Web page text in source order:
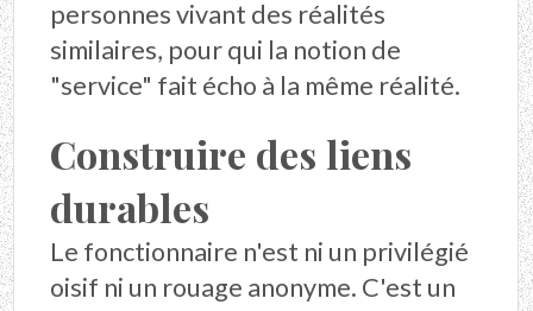
personnes vivant des réalités
similaires, pour qui la notion de
"service" fait écho à la même réalité.
Construire des liens
durables
Le fonctionnaire n'est ni un privilégié
oisif ni un rouage anonyme. C'est un